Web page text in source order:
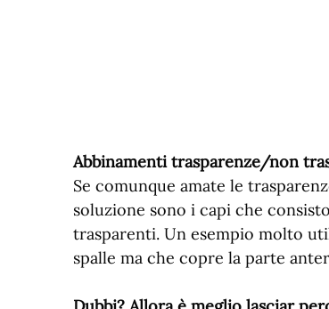
Abbinamenti trasparenze/non
Se comunque amate le
soluzione sono i capi che
trasparenti. Un esempio molto
spalle ma che copre la parte